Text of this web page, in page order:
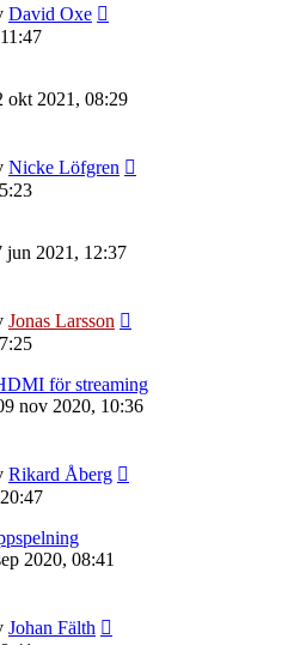
David Oxe
okt 2021, 08:29
Nicke Löfgren
jun 2021, 12:37
Jonas Larsson
för streaming
nov 2020, 10:36
Rikard Åberg
2020, 08:41
Johan Fälth